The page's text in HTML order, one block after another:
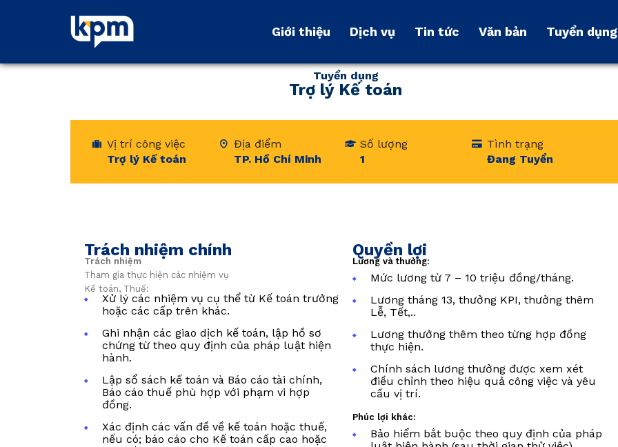
Giới thiệu Dịch vụ Tin tức Văn bản Tuyển dụng
Giới thiệu Dịch vụ Tin tức Văn bản Tuyển dụng
Tuyển dụng
Trợ lý Kế toán
Vị trí công việc
Trợ lý Kế toán
Địa điểm
TP. Hồ Chí Minh
Số lượng
1
Tình trạng
Đang Tuyển
Trách nhiệm chính
Trách nhiệm
Tham gia thực hiện các nhiệm vụ
Kế toán, Thuế:
Xử lý các nhiệm vụ cụ thể từ Kế toán trưởng
hoặc các cấp trên khác.
Ghi nhận các giao dịch kế toán, lập hồ sơ
chứng từ theo quy định của pháp luật hiện
hành.
Lập sổ sách kế toán và Báo cáo tài chính,
Báo cáo thuế phù hợp với phạm vi hợp
đồng.
Xác định các vấn đề về kế toán hoặc thuế,
nếu có; báo cáo cho Kế toán cấp cao hoặc
Quyền lợi
Lương và thưởng:
Mức lương từ 7 – 10 triệu đồng/tháng.
Lương tháng 13, thưởng KPI, thưởng thêm
Lễ, Tết,..
Lương thưởng thêm theo từng hợp đồng
thực hiện.
Chính sách lương thưởng được xem xét
điều chỉnh theo hiệu quả công việc và yêu
cầu vị trí.
Phúc lợi khác:
Bảo hiểm bắt buộc theo quy định của pháp